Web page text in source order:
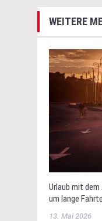
WEITERE
Urlaub mit
um lange
13. Mai 2026